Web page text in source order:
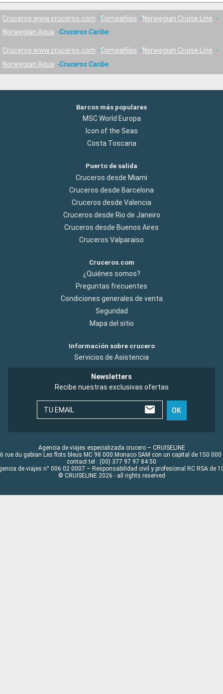
Cruceros www.cruceros.com Compañías
Norwegian Cruise Line
Norwegian Aqua
Cruceros Caribe
Cruceros www.cruceros.com Compañías
Norwegian Cruise Line
Norwegian Aqua
Cruceros Caribe
Barcos más populares
MSC World Europa
Icon of the Seas
Costa Toscana
Puerto de salida
Cruceros desde Miami
Cruceros desde Barcelona
Cruceros desde Valencia
Cruceros desde Rio de Janeiro
Cruceros desde Buenos Aires
Cruceros Valparaiso
Cruceros.com
¿Quiénes somos?
Preguntas frecuentes
Condiciones generales de venta
Seguridad
Mapa del sitio
Información sobre crucero
Servicios de Asistencia
Newsletters
Recibe nuestras exclusivas ofertas
TU EMAIL OK
Agencia de viajes especializada crucero – CRUISELINE
rue du gabian Les flots bleus MC 98 000 Monaco SAM con un capital de 150 000
contact tel : (00) 377 97 97 84 50
de viajes n° 006 02 0007 – Responsabilidad civil y profesional RC RSA de
© CRUISELINE 2026 - all rights reserved